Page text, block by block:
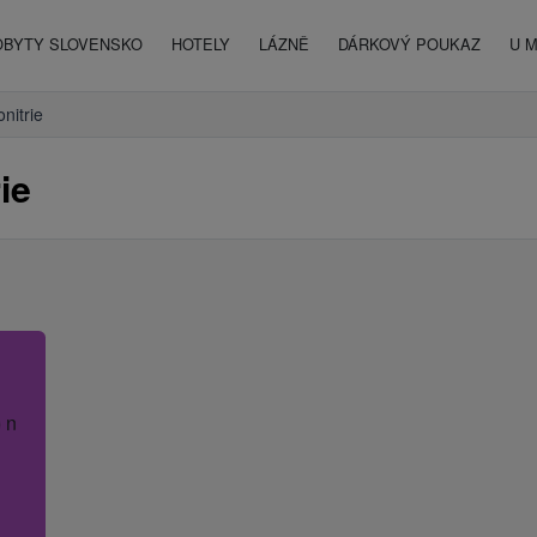
SLOVENSKO HOTELY LÁZNĚ DÁRKOVÝ POUKAZ U
hotelu.